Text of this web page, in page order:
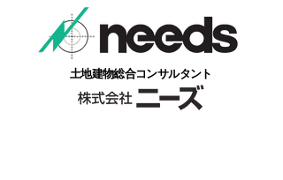
​土地建物総合コンサルタント